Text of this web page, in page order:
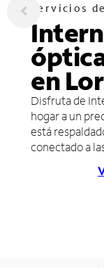
Servicios
en
Disfruta de
hogar a un
está
conectado a